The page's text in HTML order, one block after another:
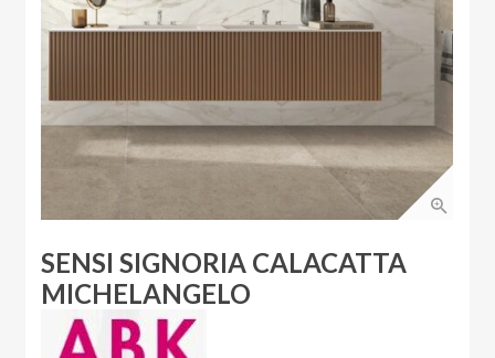
SENSI SIGNORIA CALACATTA
MICHELANGELO